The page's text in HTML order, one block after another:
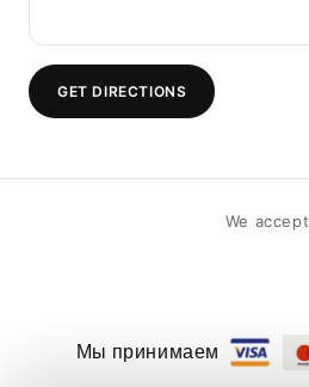
GET DIRECTIONS
We accept
Мы принимаем